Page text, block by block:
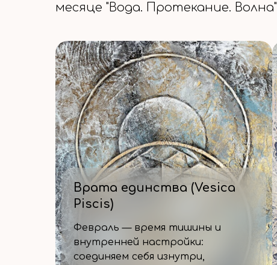
месяце "Вода. Протекание. Волна"
Врата единства (Vesica
Piscis)
Февраль — время тишины и
внутренней настройки:
соединяем себя изнутри,